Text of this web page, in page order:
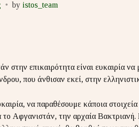
by istos_team
στην επικαιρότητα είναι ευκαιρία
που άνθισαν εκεί, στην
να παραθέσουμε κάποια
Αφγανιστάν, την αρχαία